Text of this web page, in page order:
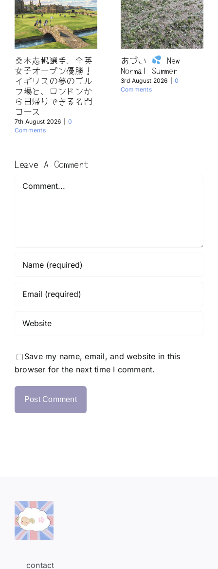
桑木志帆選手、全英
女子オープン優勝！
イギリスの夢のゴル
フ場と、ロンドンか
ら日帰りできる名門
コース
7th August 2026
0
Comments
あづい
New
Normal Summer
3rd August 2026
0
Comments
Leave A Comment
Comment
Save my name, email, and website in this
browser for the next time I comment.
contact